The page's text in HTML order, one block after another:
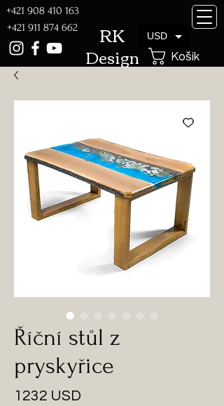
Design
RK
+421 908 410 163
Košík
+421 911 874 662
Říční stůl z
pryskyřice
1232 USD
USD